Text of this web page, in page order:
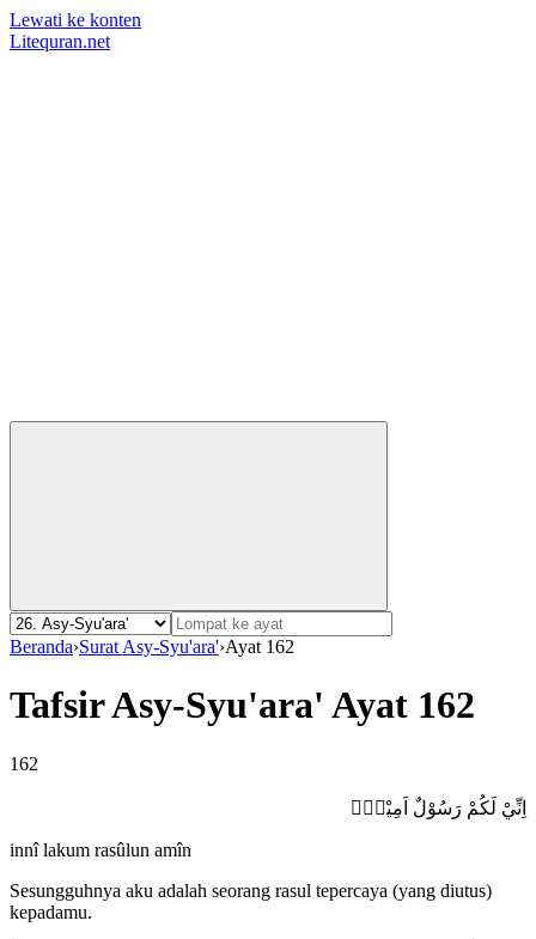
Lewati ke konten
Litequran.net
Beranda›Surat Asy-Syu'ara'›Ayat 162
Tafsir Asy-Syu'ara' Ayat 162
162
اِنِّيْ لَكُمْ رَسُوْلٌ اَمِيْنٌۙ
innî lakum rasûlun amîn
Sesungguhnya aku adalah seorang rasul tepercaya (yang diutus)
kepadamu.